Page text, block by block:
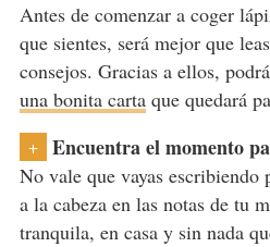
Antes de comenzar a coger
que sientes, será mejor que
consejos. Gracias a ellos,
una bonita cartaque quedará
+ Encuentra el momento
No vale que vayas escribiendo
a la cabeza en las notas de tu
tranquila, en casa y sin nada